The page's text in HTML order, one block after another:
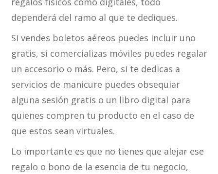
dependerá del ramo al que te dediques.
Si vendes boletos aéreos puedes incluir uno
gratis, si comercializas móviles puedes regalar
un accesorio o más. Pero, si te dedicas a
servicios de manicure puedes obsequiar
alguna sesión gratis o un libro digital para
quienes compren tu producto en el caso de
que estos sean virtuales.
Lo importante es que no tienes que alejar ese
regalo o bono de la esencia de tu negocio,